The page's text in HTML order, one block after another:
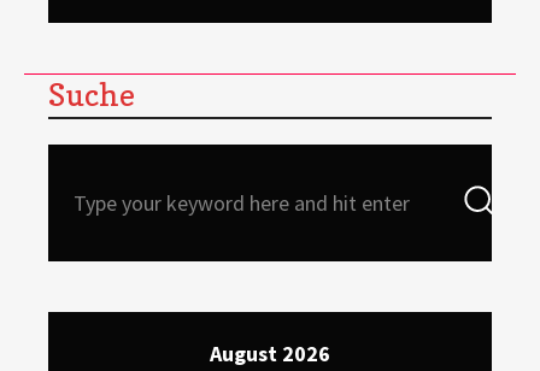
Suche
for:
August 2026